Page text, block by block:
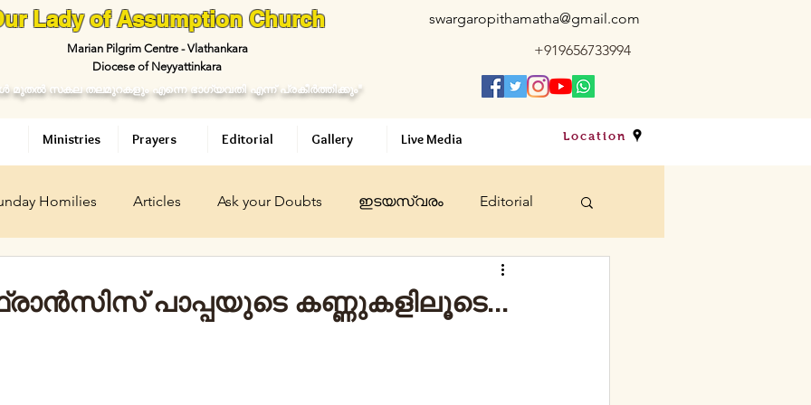
Lady of Assumption Church swargaropithamatha@gmail.com
Marian Pilgrim Centre - Vlathankara
Diocese of Neyyattinkara
മുതല്‍ സകല തലമുറകളും എന്നെ ഭാഗ്യവതി എന്ന് പ്രകീര്‍ത്തിക്കും"
+919656733994
Ministries Prayers Editorial Gallery Live Media Location
Homilies Articles Ask your Doubts ഇടയസ്വരം Editorial
Sacraments
പാപ്പയുടെ കണ്ണുകളിലൂടെ...